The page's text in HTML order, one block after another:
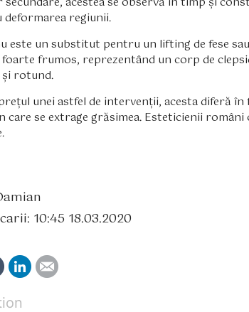
deformarea regiunii.
este un substitut pentru un lifting de fese
frumos, reprezentând un corp de
rotund.
unei astfel de intervenții, acesta diferă
care se extrage grăsimea. Esteticienii
10:45 18.03.2020